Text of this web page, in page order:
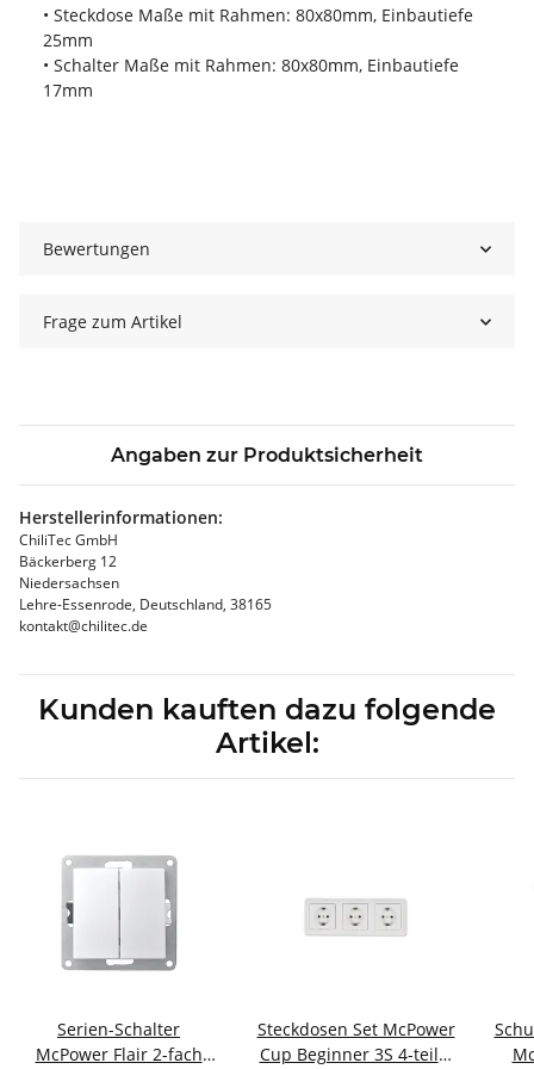
• Steckdose Maße mit Rahmen: 80x80mm, Einbautiefe
25mm
• Schalter Maße mit Rahmen: 80x80mm, Einbautiefe
17mm
Bewertungen
Frage zum Artikel
Angaben zur Produktsicherheit
Herstellerinformationen:
ChiliTec GmbH
Bäckerberg 12
Niedersachsen
Lehre-Essenrode, Deutschland, 38165
kontakt@chilitec.de
Kunden kauften dazu folgende
Artikel:
Serien-Schalter
McPower Flair 2-fach
Steckdosen Set McPower
Cup Beginner 3S 4-teilig